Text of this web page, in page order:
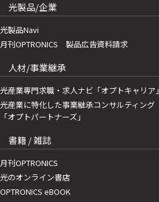
光製品/企業
光製品Navi
月刊OPTRONICS 製品広告資料請求
人材/事業継承
光産業専門求職・求人ナビ「オプトキャリア」
光産業に特化した事業継承コンサルティング
「オプトパートナーズ」
書籍 / 雑誌
月刊OPTRONICS
光のオンライン書店
OPTRONICS eBOOK